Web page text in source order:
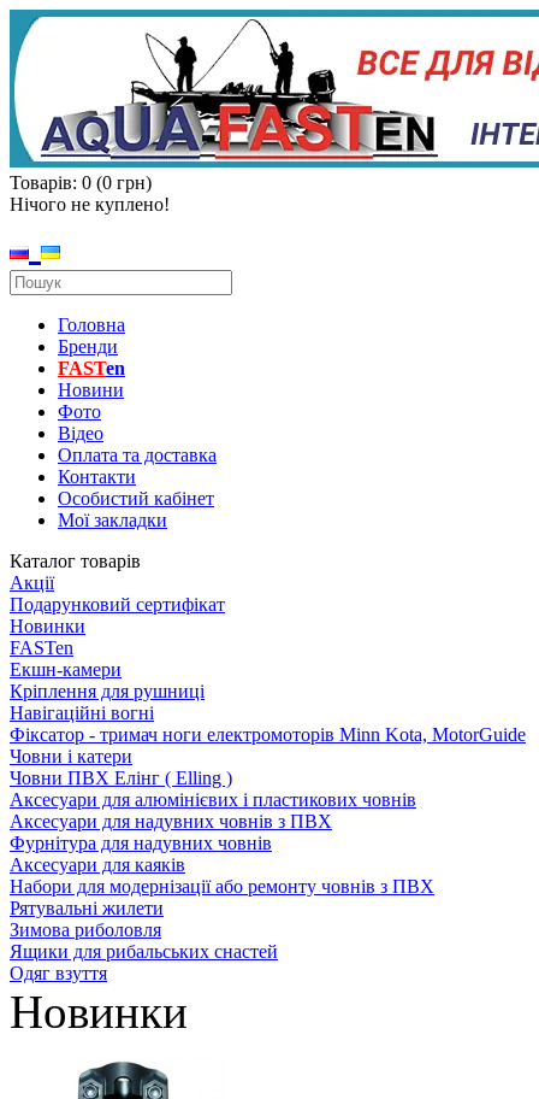
Товарів: 0 (0 грн)
Нічого не куплено!
Головна
Бренди
FASTen
Новини
Фото
Відео
Оплата та доставка
Контакти
Особистий кабінет
Мої закладки
Каталог товарів
Акції
Подарунковий сертифікат
Новинки
FASTen
Екшн-камери
Кріплення для рушниці
Навігаційні вогні
Фіксатор - тримач ноги електромоторів Minn Kota, MotorGuide
Човни і катери
Човни ПВХ Елінг ( Elling )
Аксесуари для алюмінієвих і пластикових човнів
Аксесуари для надувних човнів з ПВХ
Фурнітура для надувних човнів
Аксесуари для каяків
Набори для модернізації або ремонту човнів з ПВХ
Рятувальні жилети
Зимова риболовля
Ящики для рибальських снастей
Одяг взуття
Новинки